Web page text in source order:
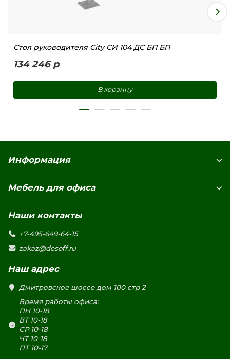
Стол руководителя City СИ 104 ДС БП БП
134 246 р
В корзину
Информация
Мебель для офиса
Наши контакты
+7-495-649-64-15
zakaz@desoff.ru
Наш адрес
Дмитровское шоссе дом 100 стр 2
Время работы офиса:
ПН 10-18
ВТ 10-18
СР 10-18
ЧТ 10-18
ПТ 10-17